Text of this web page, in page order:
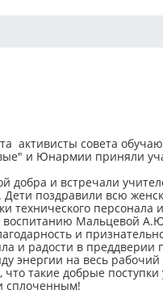
активисты совета
и Юнармии приняли
добра и встречали
поздравили всю
технического персонала
воспитанию Мальцевой
и
и радости в преддверии
энергии на весь
такие добрые
сплоченным!